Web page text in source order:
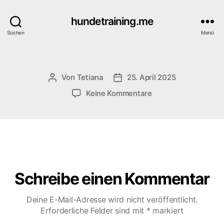
Suchen
hundetraining.me
Menü
Beitragsautor
Von Tetiana Veröffentlichungsdatum
25. April 2025
Keine Kommentarezu
Schreibe einen Kommentar
Deine E-Mail-Adresse wird nicht veröffentlicht.
Erforderliche Felder sind mit * markiert